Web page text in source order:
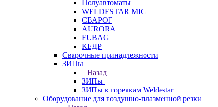
Полуавтоматы
WELDESTAR MIG
СВАРОГ
AURORA
FUBAG
КЕДР
Сварочные принадлежности
ЗИПы
Назад
ЗИПы
ЗИПы к горелкам Weldestar
Оборудование для воздушно-плазменной резки